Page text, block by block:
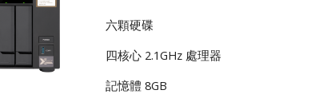
六顆硬碟
四核心 2.1GHz 處理器
記憶體 8GB